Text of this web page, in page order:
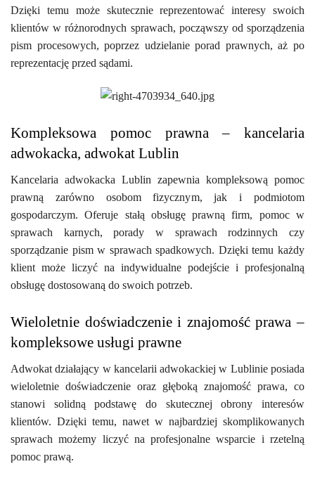
Dzięki temu może skutecznie reprezentować interesy swoich
klientów w różnorodnych sprawach, począwszy od sporządzenia
pism procesowych, poprzez udzielanie porad prawnych, aż po
reprezentację przed sądami.
Kompleksowa pomoc prawna – kancelaria
adwokacka, adwokat Lublin
Kancelaria adwokacka Lublin zapewnia kompleksową pomoc
prawną zarówno osobom fizycznym, jak i podmiotom
gospodarczym. Oferuje stałą obsługę prawną firm, pomoc w
sprawach karnych, porady w sprawach rodzinnych czy
sporządzanie pism w sprawach spadkowych. Dzięki temu każdy
klient może liczyć na indywidualne podejście i profesjonalną
obsługę dostosowaną do swoich potrzeb.
Wieloletnie doświadczenie i znajomość prawa –
kompleksowe usługi prawne
Adwokat działający w kancelarii adwokackiej w Lublinie posiada
wieloletnie doświadczenie oraz głęboką znajomość prawa, co
stanowi solidną podstawę do skutecznej obrony interesów
klientów. Dzięki temu, nawet w najbardziej skomplikowanych
sprawach możemy liczyć na profesjonalne wsparcie i rzetelną
pomoc prawą.